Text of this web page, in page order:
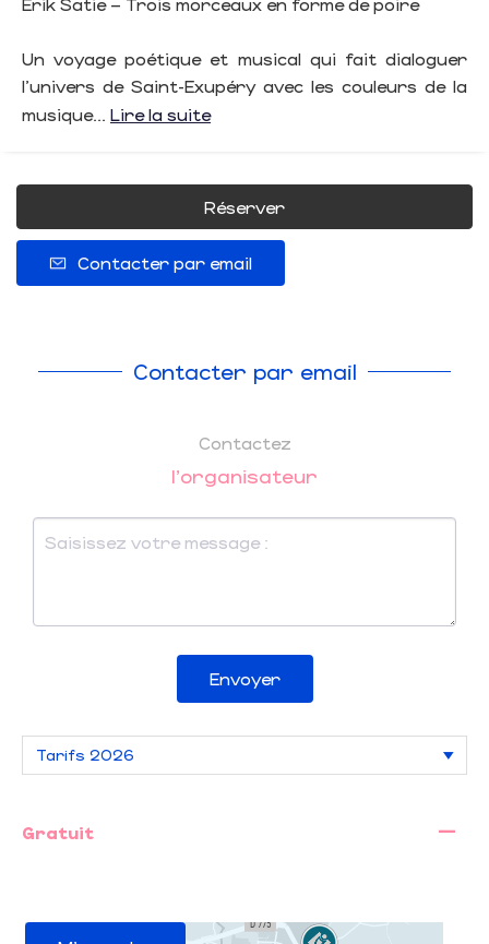
Erik Satie – Trois morceaux en forme de poire
Un voyage poétique et musical qui fait dialoguer
l’univers de Saint-Exupéry avec les couleurs de la
musique... Lire la suite
Réserver
Contacter par email
Contacter par email
Contactez
l'organisateur
Envoyer
Gratuit —